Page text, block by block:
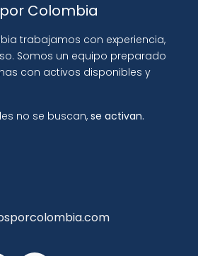
Colombia
trabajamos con experiencia,
Somos un equipo preparado
con activos disponibles y
no se buscan, se activan.